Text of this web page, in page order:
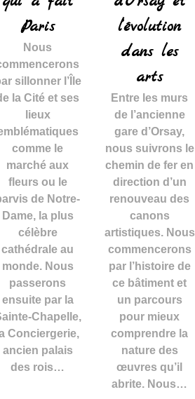
Paris
Nous
sillonner l’Île
la Cité et ses
lieux
comme le
marché aux
fleurs ou le
de Notre-
Dame, la plus
célèbre
cathédrale au
monde. Nous
passerons
ensuite par la
Chapelle,
Conciergerie,
ancien palais
des rois…
l’évolution
dans les
arts
Entre les murs
de l’ancienne
gare d’Orsay,
nous suivrons le
chemin de fer en
direction d’un
renouveau des
canons
artistiques. Nous
commencerons
par l’histoire de
ce bâtiment et
un parcours
pour mieux
comprendre la
nature des
œuvres qu’il
abrite. Nous…